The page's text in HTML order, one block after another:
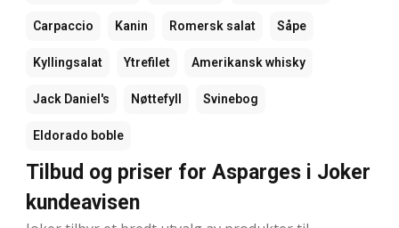
Carpaccio Kanin Romersk salat Såpe
Kyllingsalat Ytrefilet Amerikansk whisky
Jack Daniel's Nøttefyll Svinebog
Eldorado boble
Tilbud og priser for Asparges i Joker
kundeavisen